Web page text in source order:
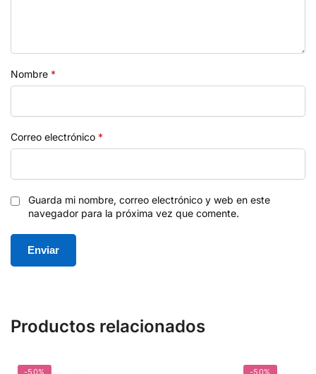
Nombre *
Correo electrónico *
Guarda mi nombre, correo electrónico y web en este
navegador para la próxima vez que comente.
Productos relacionados
-50% -50%